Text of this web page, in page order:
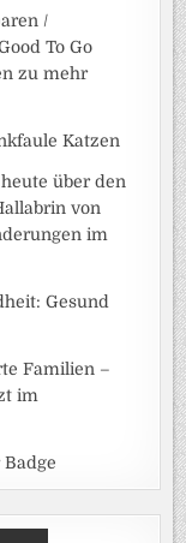
/
To Go
zu mehr
Katzen
über den
von
im
Gesund
Familien –
im